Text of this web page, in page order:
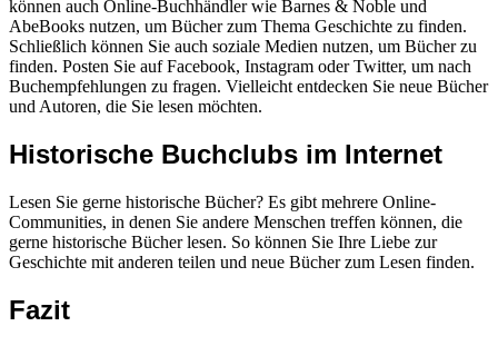
können auch Online-Buchhändler wie Barnes & Noble und
AbeBooks nutzen, um Bücher zum Thema Geschichte zu finden.
Schließlich können Sie auch soziale Medien nutzen, um Bücher zu
finden. Posten Sie auf Facebook, Instagram oder Twitter, um nach
Buchempfehlungen zu fragen. Vielleicht entdecken Sie neue Bücher
und Autoren, die Sie lesen möchten.
Historische Buchclubs im Internet
Lesen Sie gerne historische Bücher? Es gibt mehrere Online-
Communities, in denen Sie andere Menschen treffen können, die
gerne historische Bücher lesen. So können Sie Ihre Liebe zur
Geschichte mit anderen teilen und neue Bücher zum Lesen finden.
Fazit